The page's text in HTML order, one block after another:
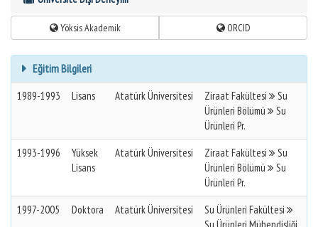
Yöksis Akademik ORCID
Eğitim Bilgileri
1989-1993 Lisans Atatürk Üniversitesi Ziraat Fakültesi
Su
Ürünleri Bölümü
Su
Ürünleri Pr.
1993-1996
Yüksek
Lisans
Atatürk Üniversitesi Ziraat Fakültesi
Su
Ürünleri Bölümü
Su
Ürünleri Pr.
1997-2005
Doktora Atatürk Üniversitesi
Su Ürünleri Fakültesi